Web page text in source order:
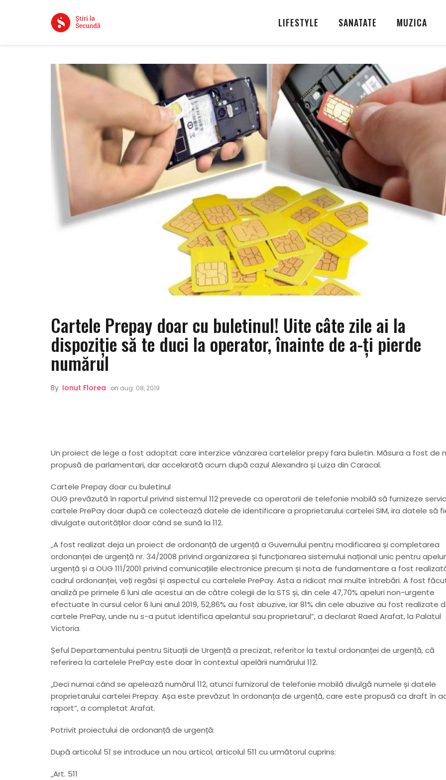
LIFESTYLE SANATATE MUZICA
Cartele Prepay doar cu buletinul! Uite câte zile ai la
dispoziție să te duci la operator, înainte de a-ți pierde
numărul
By Ionut Florea on aug. 08, 2019
Un proiect de lege a fost adoptat care interzice vânzarea cartelelor prepy fara buletin. Măsura a fost de
propusă de parlamentari, dar accelarată acum după cazul Alexandra și Luiza din Caracal.
Cartele Prepay doar cu buletinul
OUG prevăzută în raportul privind sistemul 112 prevede ca operatorii de telefonie mobilă să furnizeze
cartele PrePay doar după ce colectează datele de identificare a proprietarului cartelei SIM, ira datele să
divulgate autorităților doar când se sună la 112.
„A fost realizat deja un proiect de ordonanță de urgență a Guvernului pentru modificarea și completarea
ordonanței de urgență nr. 34/2008 privind organizarea și funcționarea sistemului național unic pentru
urgență și a OUG 111/2001 privind comunicațiile electronice precum și nota de fundamentare a fost
cadrul ordonanței, veți regăsi și aspectul cu cartelele PrePay. Asta a ridicat mai multe întrebări. A fost
analiză pe primele 6 luni ale acestui an de către colegii de la STS și, din cele 47,70% apeluri non-urgente
efectuate în cursul celor 6 luni anul 2019, 52,86% au fost abuzive, iar 81% din cele abuzive au fost realizate
cartele PrePay, unde nu s-a putut identifica apelantul sau proprietarul”, a declarat Raed Arafat, la Palatul
Victoria.
Șeful Departamentului pentru Situații de Urgență a precizat, referitor la textul ordonanței de urgență, că
referirea la cartelele PrePay este doar în contextul apelării numărului 112.
„Deci numai când se apelează numărul 112, atunci furnizorul de telefonie mobilă divulgă numele și datele
proprietarului cartelei Prepay. Așa este prevăzut în ordonanța de urgență, care este propusă ca draft în
raport”, a completat Arafat.
Potrivit proiectului de ordonanță de urgență:
După articolul 51 se introduce un nou articol, articolul 511 cu următorul cuprins:
„Art. 511